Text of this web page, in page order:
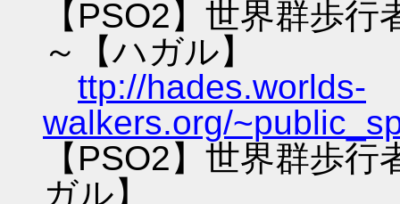
【PSO2】世界群歩
～【ハガル】
ttp://hades.worlds-
walkers.org/
【PSO2】世界群歩
ガル】